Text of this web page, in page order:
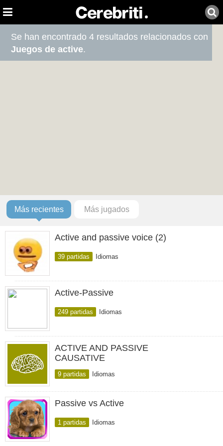
Se han encontrado 4 resultados relacionados con
Juegos de active.
Más recientes Más jugados
Active and passive voice (2)
39 partidas Idiomas
Active-Passive
249 partidas Idiomas
ACTIVE AND PASSIVE
CAUSATIVE
9 partidas Idiomas
Passive vs Active
1 partidas Idiomas